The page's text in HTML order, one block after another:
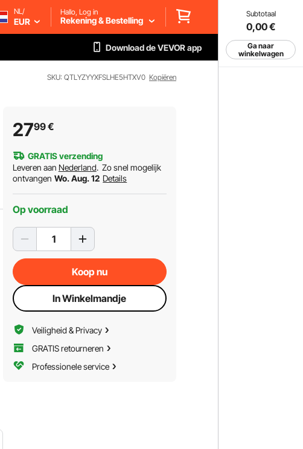
Subtotaal
0,00€
Ga naar
winkelwagen
NL/
EUR
Hallo, Log in
Rekening & Bestelling
Download de VEVOR app
SKU: QTLYZYYXFSLHE5HTXV0 Kopiëren
2799€
GRATIS verzending
Leveren aan Nederland. Zo snel mogelijk
ontvangen Wo. Aug. 12 Details
Op voorraad
Koop nu
In Winkelmandje
Veiligheid & Privacy
GRATIS retourneren
Professionele service